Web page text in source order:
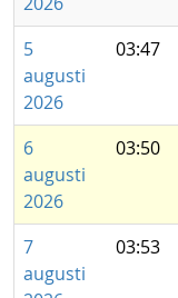
5
augusti
2026
03:47
6
augusti
2026
03:50
7
augusti
03:53